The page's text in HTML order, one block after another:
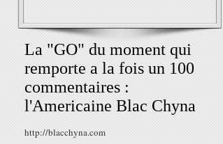
La "GO" du moment qui
remporte a la fois un 100
commentaires :
l'Americaine Blac Chyna
http://blacchyna.com